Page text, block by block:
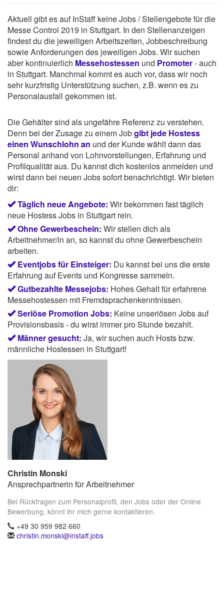
Aktuell gibt es auf InStaff keine Jobs / Stellengebote für die
Messe Control 2019 in Stuttgart. In den Stellenanzeigen
findest du die jeweiligen Arbeitszeiten, Jobbeschreibung
sowie Anforderungen des jeweiligen Jobs. Wir suchen
aber kontinuierlich Messehostessen und Promoter- auch
in Stuttgart. Manchmal kommt es auch vor, dass wir noch
sehr kurzfristig Unterstützung suchen, z.B. wenn es zu
Personalausfall gekommen ist.
Die Gehälter sind als ungefähre Referenz zu verstehen.
Denn bei der Zusage zu einem Jobgibt jede Hostess
einen Wunschlohn an und der Kunde wählt dann das
Personal anhand von Lohnvorstellungen, Erfahrung und
Profilqualität aus. Du kannst dich kostenlos anmelden und
wirst dann bei neuen Jobs sofort benachrichtigt. Wir bieten
dir:
Täglich neue Angebote: Wir bekommen fast täglich
neue Hostess Jobs in Stuttgart rein.
Ohne Gewerbeschein: Wir stellen dich als
Arbeitnehmer/in an, so kannst du ohne Gewerbeschein
arbeiten.
Eventjobs für Einsteiger: Du kannst bei uns die erste
Erfahrung auf Events und Kongresse sammeln.
Gutbezahlte Messejobs: Hohes Gehalt für erfahrene
Messehostessen mit Fremdsprachenkenntnissen.
Seriöse Promotion Jobs: Keine unseriösen Jobs auf
Provisionsbasis - du wirst immer pro Stunde bezahlt.
Männer gesucht: Ja, wir suchen auch Hosts bzw.
männliche Hostessen in Stuttgart!
Christin Monski
Ansprechpartnerin für Arbeitnehmer
Bei Rückfragen zum Personalprofil, den Jobs oder der Online
Bewerbung, könnt ihr mich gerne kontaktieren.
+49 30 959 982 660
christin.monski@instaff.jobs